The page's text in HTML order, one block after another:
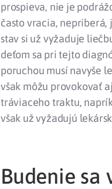
prospieva, nie je
často vracia,
stav si už vyžaduje
deťom sa pri tejto
poruchou musí navyše
však môžu provokovať
tráviaceho traktu,
však už vyžadujú
Budenie sa